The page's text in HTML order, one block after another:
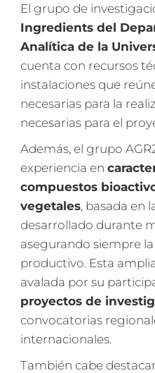
El grupo de
Ingredients del
Analítica de la
cuenta con recursos
instalaciones que
necesarias para la
necesarias para el
Además, el grupo
experiencia en
compuestos
vegetales, basada en
desarrollado durante
asegurando siempre
productivo. Esta
avalada por su
proyectos de
convocatorias
internacionales.
También cabe